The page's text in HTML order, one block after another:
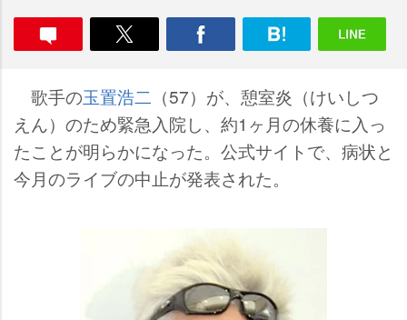
歌手の玉置浩二 （57）が、憩室炎（けいしつ
えん）のため緊急入院し、約1ヶ月の休養に入っ
たことが明らかになった。公式サイトで、病状と
今月のライブの中止が発表された。